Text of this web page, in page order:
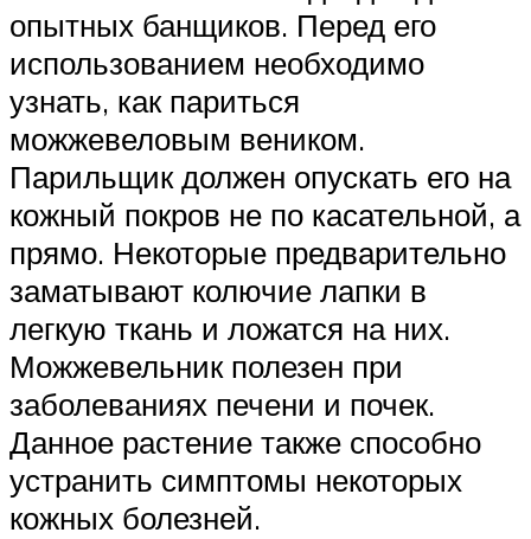
опытных банщиков. Перед его
использованием необходимо
узнать, как париться
можжевеловым веником.
Парильщик должен опускать его на
кожный покров не по касательной, а
прямо. Некоторые предварительно
заматывают колючие лапки в
легкую ткань и ложатся на них.
Можжевельник полезен при
заболеваниях печени и почек.
Данное растение также способно
устранить симптомы некоторых
кожных болезней.